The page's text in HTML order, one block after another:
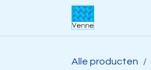
Overslaan naar inhoud
Alle producten